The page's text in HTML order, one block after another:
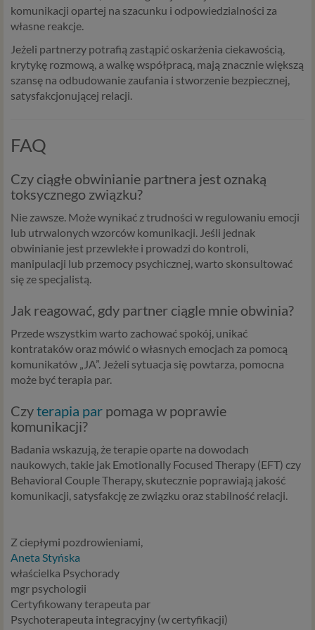
komunikacji opartej na szacunku i odpowiedzialności za
własne reakcje.
Jeżeli partnerzy potrafią zastąpić oskarżenia ciekawością,
krytykę rozmową, a walkę współpracą, mają znacznie większą
szansę na odbudowanie zaufania i stworzenie bezpiecznej,
satysfakcjonującej relacji.
FAQ
Czy ciągłe obwinianie partnera jest oznaką
toksycznego związku?
Nie zawsze. Może wynikać z trudności w regulowaniu emocji
lub utrwalonych wzorców komunikacji. Jeśli jednak
obwinianie jest przewlekłe i prowadzi do kontroli,
manipulacji lub przemocy psychicznej, warto skonsultować
się ze specjalistą.
Jak reagować, gdy partner ciągle mnie obwinia?
Przede wszystkim warto zachować spokój, unikać
kontrataków oraz mówić o własnych emocjach za pomocą
komunikatów „JA”. Jeżeli sytuacja się powtarza, pomocna
może być terapia par.
Czyterapia par pomaga w poprawie
komunikacji?
Badania wskazują, że terapie oparte na dowodach
naukowych, takie jak Emotionally Focused Therapy (EFT) czy
Behavioral Couple Therapy, skutecznie poprawiają jakość
komunikacji, satysfakcję ze związku oraz stabilność relacji.
Z ciepłymi pozdrowieniami,
Aneta Styńska
właścielka Psychorady
mgr psychologii
Certyfikowany terapeuta par
Psychoterapeuta integracyjny (w certyfikacji)
zmian w zasadach regulujących przetwarzanie danych
osobowych, które będą miały wpływ na wiele dziedzin
życia, w tym na korzystanie z usług internetowych, takich
jak między innymi usługi serwisu Psychorada.pl. W tej
informacji przedstawiamy skrót najważniejszych
zagadnień dotyczących przetwarzania Twoich danych
osobowych, jakie może mieć miejsce po 25 maja 2018 r. w
przeczytanie, nie zajmie to więcej niż kilka minut.
Dane osobowe to, zgodnie z RODO, informacje o
osobie fizycznej. W przypadku korzystania z naszego
serwisu takimi danymi są np. adres e-mail, adres IP lub
Twoje dane w serwisie konsultacyjnym czy w innej
usłudze oferowanej przez Psychoradę. Dane osobowe
mogą być zapisywane w plikach cookies lub podobnych
lub naszych Zaufanych Partnerów na naszych stronach i
urządzeniach, których używasz podczas korzystania z
naszych usług.
Podstawa i cel przetwarzania
prawnej. RODO przewiduje kilka rodzajów takich
podstaw prawnych dla przetwarzania danych, a w
przypadkach korzystania z naszych usług wystąpią, co do
zasady trzy z nich:
Niezbędność przetwarzania do zawarcia lub
wykonania umowy, której jesteś stroną. Umowa to,
Jeśli zatem zawieramy z Tobą umowę o realizację
danej usługi, to możemy przetwarzać Twoje dane w
zakresie niezbędnym do realizacji tej umowy. W
przypadku, gdy zakładasz u nas konto, to umowa o
dostarczenie tego konta upoważnia nas do
przetwarzania danych niezbędnych do jego